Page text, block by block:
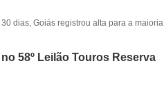
dias, Goiás registrou alta para a maioria
58º Leilão Touros Reserva